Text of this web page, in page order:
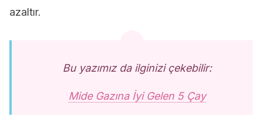
azaltır.
Bu yazımız da ilginizi çekebilir:
Mide Gazına İyi Gelen 5 Çay